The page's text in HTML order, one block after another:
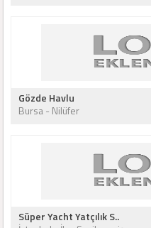
Gözde Havlu
Bursa - Nilüfer
Süper Yacht Yatçılık S..